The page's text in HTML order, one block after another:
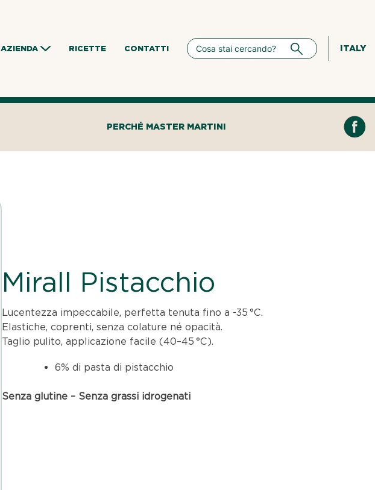
AZIENDA RICETTE CONTATTI ITALY
PERCHÉ MASTER MARTINI
Mirall Pistacchio
Lucentezza impeccabile, perfetta tenuta fino a -35 °C.
Elastiche, coprenti, senza colature né opacità.
Taglio pulito, applicazione facile (40–45 °C).
6% di pasta di pistacchio
Senza glutine – Senza grassi idrogenati